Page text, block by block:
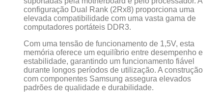
configuração Dual Rank (2Rx8) proporciona uma
elevada compatibilidade com uma vasta gama de
computadores portáteis DDR3.
Com uma tensão de funcionamento de 1,5V, esta
memória oferece um equilíbrio entre desempenho e
estabilidade, garantindo um funcionamento fiável
durante longos períodos de utilização. A construção
com componentes Samsung assegura elevados
padrões de qualidade e durabilidade.